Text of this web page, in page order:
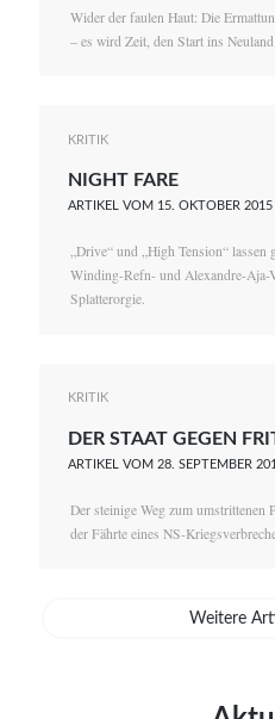
Wider der faulen Haut: Die
– es wird Zeit, den Start ins
KRITIK
NIGHT FARE
ARTIKEL VOM 15. OKTOBER 2015
„Drive“ und „High Tension“
Winding-Refn- und Alexandre-Aja-
Splatterorgie.
KRITIK
DER STAAT GEGEN
ARTIKEL VOM 28. SEPTEMBER
Der steinige Weg zum umstrittenen
der Fährte eines NS-
Weitere